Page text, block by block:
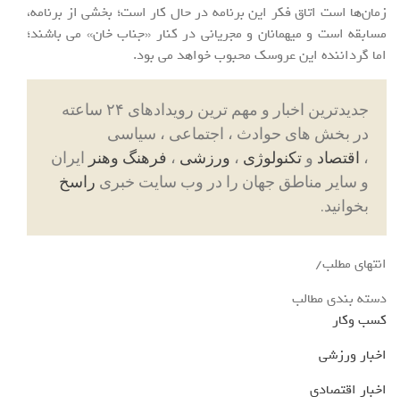
زمان‌ها است اتاق فکر این برنامه در حال کار است؛ بخشی از برنامه،
مسابقه است و میهمانان و مجریانی در کنار «جناب خان» می باشند؛
اما گرداننده این عروسک محبوب خواهد می بود.
جدیدترین اخبار و مهم ترین رویدادهای ۲۴ ساعته
در بخش های حوادث ، اجتماعی ، سیاسی
، اقتصاد و تکنولوژی ، ورزشی ، فرهنگ وهنر ایران
و سایر مناطق جهان را در وب سایت خبری راسخ
بخوانید.
انتهای مطلب/
دسته بندی مطالب
کسب وکار
اخبار ورزشی
اخبار اقتصادی